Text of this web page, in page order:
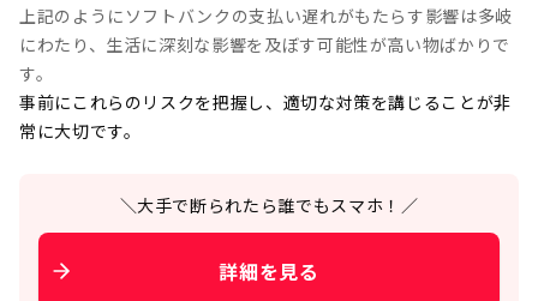
上記のようにソフトバンクの支払い遅れがもたらす影響は多岐
にわたり、生活に深刻な影響を及ぼす可能性が高い物ばかりで
す。
事前にこれらのリスクを把握し、適切な対策を講じることが非
常に大切です。
＼大手で断られたら誰でもスマホ！／
詳細を見る